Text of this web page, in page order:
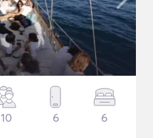
10 6 6